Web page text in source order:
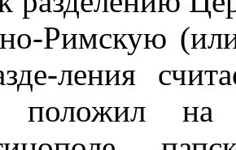
Римскую
ления
положил